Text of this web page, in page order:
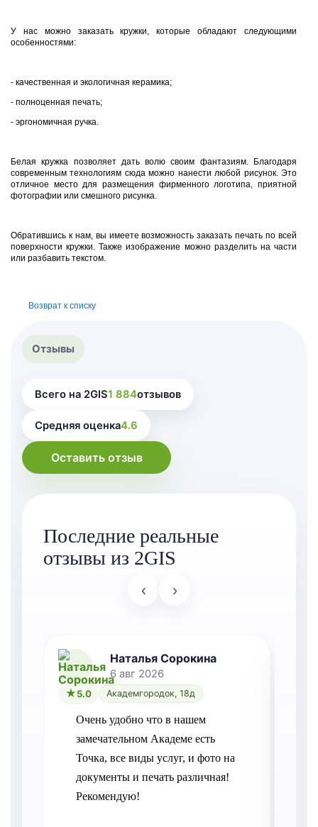
У нас можно заказать кружки, которые обладают следующими
особенностями:
- качественная и экологичная керамика;
- полноценная печать;
- эргономичная ручка.
Белая кружка позволяет дать волю своим фантазиям. Благодаря
современным технологиям сюда можно нанести любой рисунок. Это
отличное место для размещения фирменного логотипа, приятной
фотографии или смешного рисунка.
Обратившись к нам, вы имеете возможность заказать печать по всей
поверхности кружки. Также изображение можно разделить на части
или разбавить текстом.
Возврат к списку
Отзывы
Всего на 2GIS1 884отзывов
Средняя оценка4.6
Оставить отзыв
Последние реальные
отзывы из 2GIS
‹ ›
Наталья Сорокина
6 авг 2026
5.0 Академгородок, 18д
Очень удобно что в нашем
замечательном Академе есть
Точка, все виды услуг, и фото на
документы и печать различная!
Рекомендую!